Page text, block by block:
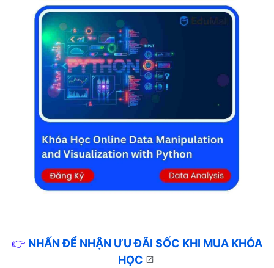
👉 NHẤN ĐỂ NHẬN ƯU ĐÃI SỐC KHI MUA KHÓA
HỌC